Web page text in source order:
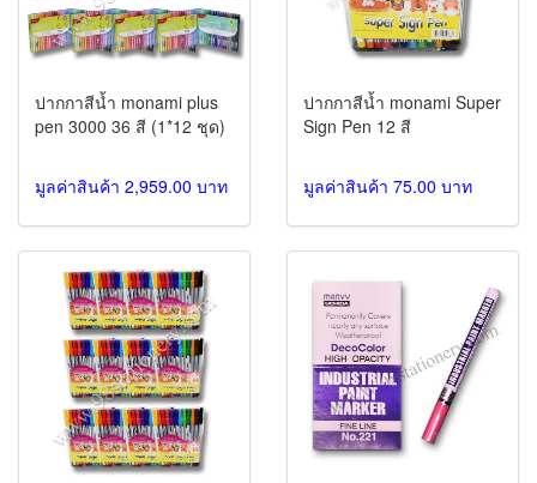
ปากกาสีน้ำ monami plus
pen 3000 36 สี (1*12 ชุด)
มูลค่าสินค้า 2,959.00 บาท
ปากกาสีน้ำ monami Super
Sign Pen 12 สี
มูลค่าสินค้า 75.00 บาท